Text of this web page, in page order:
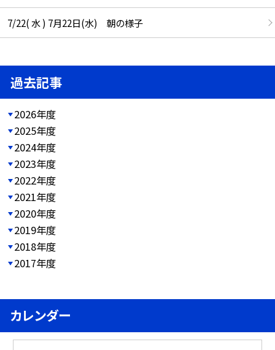
7/22( 水 ) 7月22日(水) 朝の様子
過去記事
2026年度
2025年度
2024年度
2023年度
2022年度
2021年度
2020年度
2019年度
2018年度
2017年度
カレンダー